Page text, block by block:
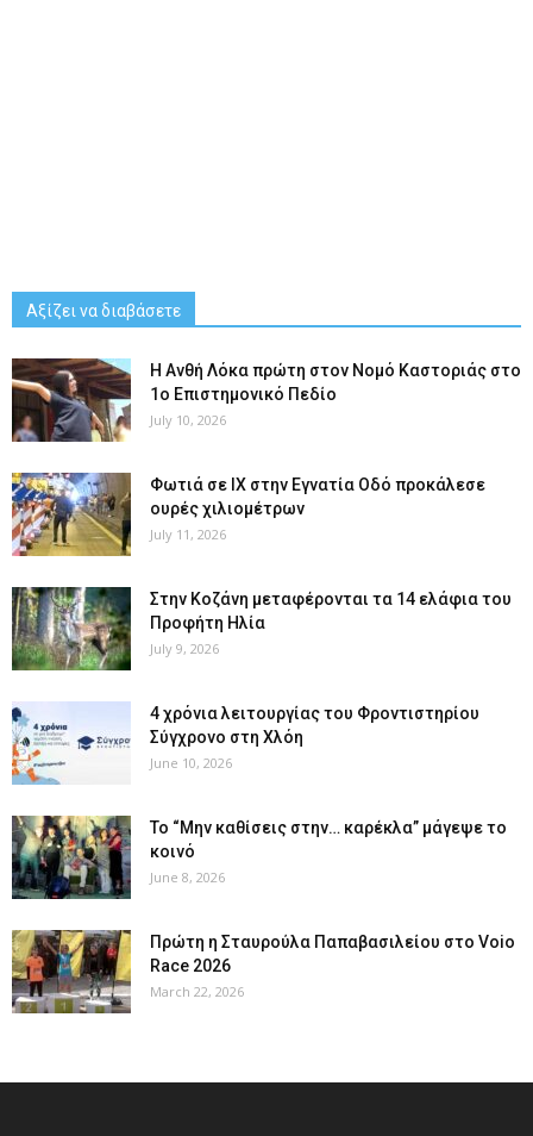
Αξίζει να διαβάσετε
Η Ανθή Λόκα πρώτη στον Νομό Καστοριάς στο
1ο Επιστημονικό Πεδίο
July 10, 2026
Φωτιά σε ΙΧ στην Εγνατία Οδό προκάλεσε
ουρές χιλιομέτρων
July 11, 2026
Στην Κοζάνη μεταφέρονται τα 14 ελάφια του
Προφήτη Ηλία
July 9, 2026
4 χρόνια λειτουργίας του Φροντιστηρίου
Σύγχρονο στη Χλόη
June 10, 2026
Το “Μην καθίσεις στην… καρέκλα” μάγεψε το
κοινό
June 8, 2026
Πρώτη η Σταυρούλα Παπαβασιλείου στο Voio
Race 2026
March 22, 2026